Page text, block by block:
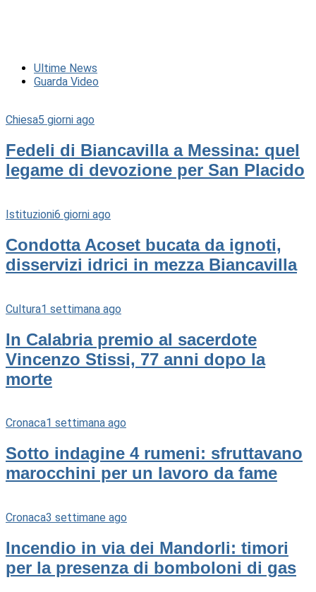
Ultime News
Guarda Video
Chiesa5 giorni ago
Fedeli di Biancavilla a Messina: quel
legame di devozione per San Placido
Istituzioni6 giorni ago
Condotta Acoset bucata da ignoti,
disservizi idrici in mezza Biancavilla
Cultura1 settimana ago
In Calabria premio al sacerdote
Vincenzo Stissi, 77 anni dopo la
morte
Cronaca1 settimana ago
Sotto indagine 4 rumeni: sfruttavano
marocchini per un lavoro da fame
Cronaca3 settimane ago
Incendio in via dei Mandorli: timori
per la presenza di bomboloni di gas